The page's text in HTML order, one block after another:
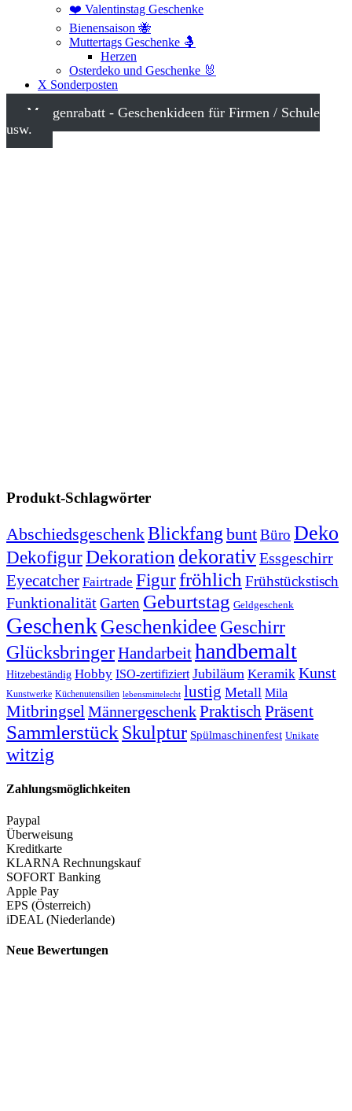
❤️ Valentinstag Geschenke
Bienensaison 🐝
Muttertags Geschenke 🤱
Herzen
Osterdeko und Geschenke 🐰
X Sonderposten
Mengenrabatt - Geschenkideen für Firmen / Schule
usw.
Produkt-Schlagwörter
AbschiedsgeschenkBlickfang buntBüro Deko
DekofigurDekoration dekorativEssgeschirr
Eyecatcher Fairtrade Figurfröhlich Frühstückstisch
FunktionalitätGarten Geburtstag Geldgeschenk
Geschenk Geschenkidee Geschirr
GlücksbringerHandarbeithandbemalt
Hitzebeständig Hobby ISO-zertifiziert Jubiläum Keramik Kunst
Kunstwerke Küchenutensilien lebensmittelecht lustig Metall Mila
MitbringselMännergeschenkPraktischPräsent
Sammlerstück Skulptur Spülmaschinenfest Unikate
witzig
Zahlungsmöglichkeiten
Paypal
Überweisung
Kreditkarte
KLARNA Rechnungskauf
SOFORT Banking
Apple Pay
EPS (Österreich)
iDEAL (Niederlande)
Neue Bewertungen